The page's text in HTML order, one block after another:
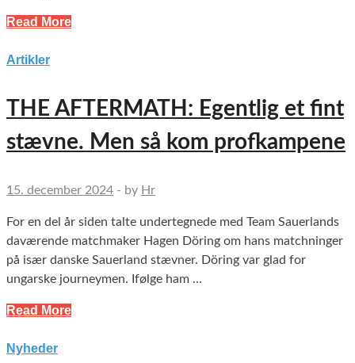
Read More
Artikler
THE AFTERMATH: Egentlig et fint
stævne. Men så kom profkampene
15. december 2024 - by Hr
For en del år siden talte undertegnede med Team Sauerlands
daværende matchmaker Hagen Döring om hans matchninger
på især danske Sauerland stævner. Döring var glad for
ungarske journeymen. Ifølge ham …
Read More
Nyheder